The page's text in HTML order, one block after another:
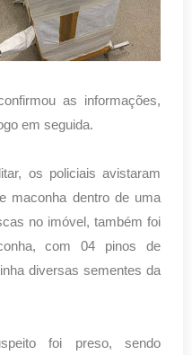
as informações,
em seguida.
os policiais avistaram
maconha dentro de uma
no imóvel, também foi
com 04 pinos de
diversas sementes da
foi preso, sendo